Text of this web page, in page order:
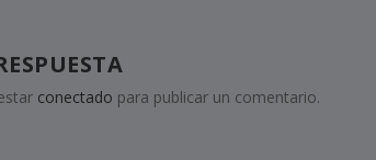
conectado para publicar un comentario.